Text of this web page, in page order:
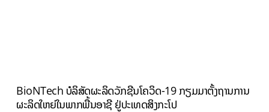
BioNTech ບໍລິສັດຜະລິດວັກຊີນໂຄວິດ-19 ກຽມມາຕັ້ງຖານການ
ຜະລິດໃຫຍ່ໃນພາກພື້ນອາຊີ ຢູ່ປະເທດສິງກະໂປ